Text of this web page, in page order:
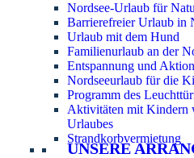
Nordsee-Urlaub für
Barrierefreier Urlaub in
Urlaub mit dem Hund
Familienurlaub an der
Entspannung und
Nordseeurlaub für die
Programm des
Aktivitäten mit Kindern
Urlaubes
Strandkorbvermietung
UNSERE